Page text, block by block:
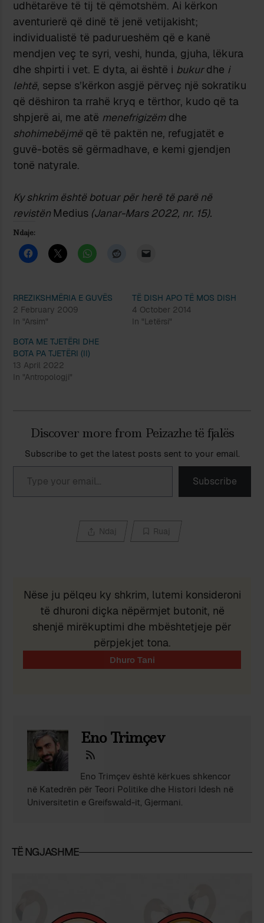
udhëtarëve të tij të qëmotshëm. Ai kërkon
aventurierë që dinë të jenë vetijakisht;
individualistë të padurueshëm që e kanë
mendjen veç te syri, veshi, hunda, gjuha, lëkura
dhe shpirti i vet. E dyta, ai është i bukurdhe i
lehtë, sepse s’kërkon asgjë përveç një sokratiku
që dëshiron ta rrahë kryq e tërthor, kudo që ta
shpjerë ai, me atë menefrigizëmdhe
shohimebëjmë që të paktën ne, refugjatët e
guvë-botës së gërmadhave, e kemi gjendjen
tonë natyrale.
Ky shkrim është botuar për herë të parë në
revistën Medius (Janar-Mars 2022, nr. 15).
Ndaje:
RREZIKSHMËRIA E GUVËS
2 February 2009
In "Arsim"
TË DISH APO TË MOS DISH
4 October 2014
In "Letërsi"
BOTA ME TJETËRI DHE
BOTA PA TJETËRI (II)
13 April 2022
In "Antropologji"
Discover more from Peizazhe të fjalës
Subscribe to get the latest posts sent to your email.
Type your email…
Subscribe
Ndaj Ruaj
Nëse ju pëlqeu ky shkrim, lutemi konsideroni
të dhuroni diçka nëpërmjet butonit, në
shenjë mirëkuptimi dhe mbështetjeje për
përpjekjet tona.
Eno Trimçev
Eno Trimçev është kërkues shkencor
në Katedrën për Teori Politike dhe Histori Idesh në
Universitetin e Greifswald-it, Gjermani.
TË NGJASHME